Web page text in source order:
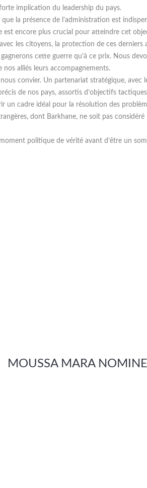
implication du leadership du pays.
la présence de l’administration est
est encore plus crucial pour atteindre cet
les citoyens, la protection de ces derniers
cette guerre qu’à ce prix. Nous
alliés leurs accompagnements.
convier. Un partenariat stratégique, avec
de nos pays, assortis d’objectifs tactiques
un cadre idéal pour la résolution des
dont Barkhane, ne soit pas considéré
politique de vérité avant d’être un
MOUSSA MARA NOMINE